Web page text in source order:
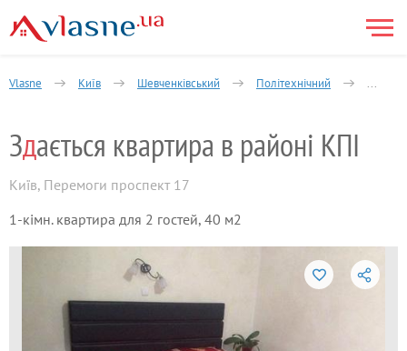
Vlasne Київ Шевченківський Політехнічний 1-
Здається квартира в районі КПІ
Київ, Перемоги проспект 17
1-кімн. квартира для 2 гостей, 40 м2